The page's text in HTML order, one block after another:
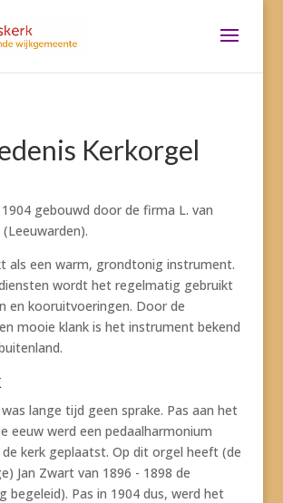
Kerkorgel
gebouwd door de firma L. van
als een warm, grondtonig instrument.
wordt het regelmatig gebruikt
en kooruitvoeringen. Door de
mooie klank is het instrument bekend
lange tijd geen sprake. Pas aan het
eeuw werd een pedaalharmonium
kerk geplaatst. Op dit orgel heeft (de
Jan Zwart van 1896 - 1898 de
begeleid). Pas in 1904 dus, werd het